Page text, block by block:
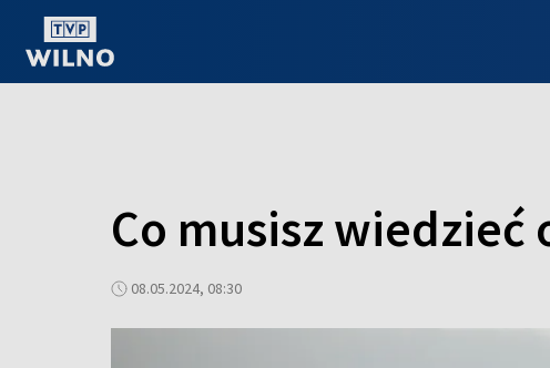
Co musisz
08.05.2024, 08:30